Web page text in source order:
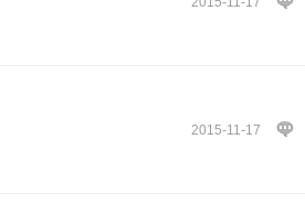
2015-11-17